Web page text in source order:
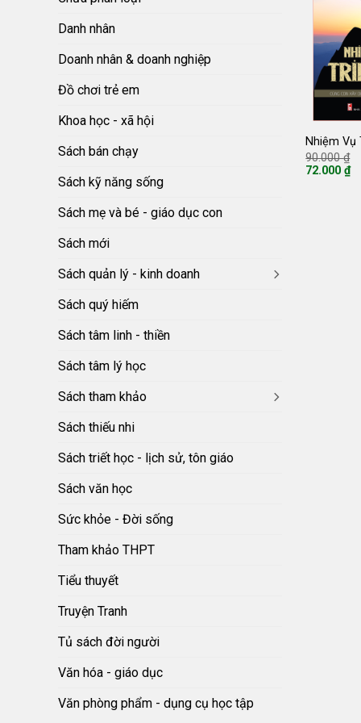
Danh nhân
Doanh nhân & doanh nghiệp
Đồ chơi trẻ em
Khoa học - xã hội
Sách bán chạy
Sách kỹ năng sống
Sách mẹ và bé - giáo dục con
Sách mới
Sách quản lý - kinh doanh
Sách quý hiếm
Sách tâm linh - thiền
Sách tâm lý học
Sách tham khảo
Sách thiếu nhi
Sách triết học - lịch sử, tôn giáo
Sách văn học
Sức khỏe - Đời sống
Tham khảo THPT
Tiểu thuyết
Truyện Tranh
Tủ sách đời người
Văn hóa - giáo dục
Văn phòng phẩm - dụng cụ học tập
Nhiệm Vụ
90.000₫
72.000₫